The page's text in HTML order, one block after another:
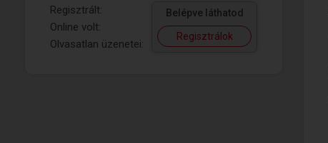
Regisztrált:
Online volt:
Olvasatlan üzenetei:
Belépve láthatod
Regisztrálok